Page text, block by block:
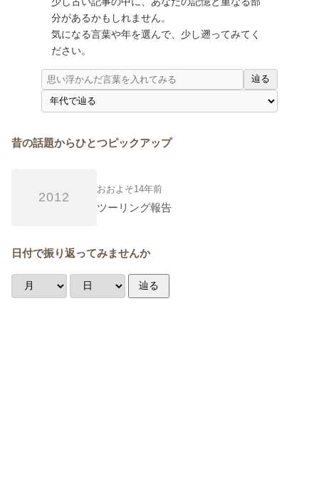
分があるかもしれません。
気になる言葉や年を選んで、少し遡ってみてく
ださい。
辿る
昔の話題からひとつピックアップ
2012
おおよそ14年前
ツーリング報告
日付で振り返ってみませんか
辿る